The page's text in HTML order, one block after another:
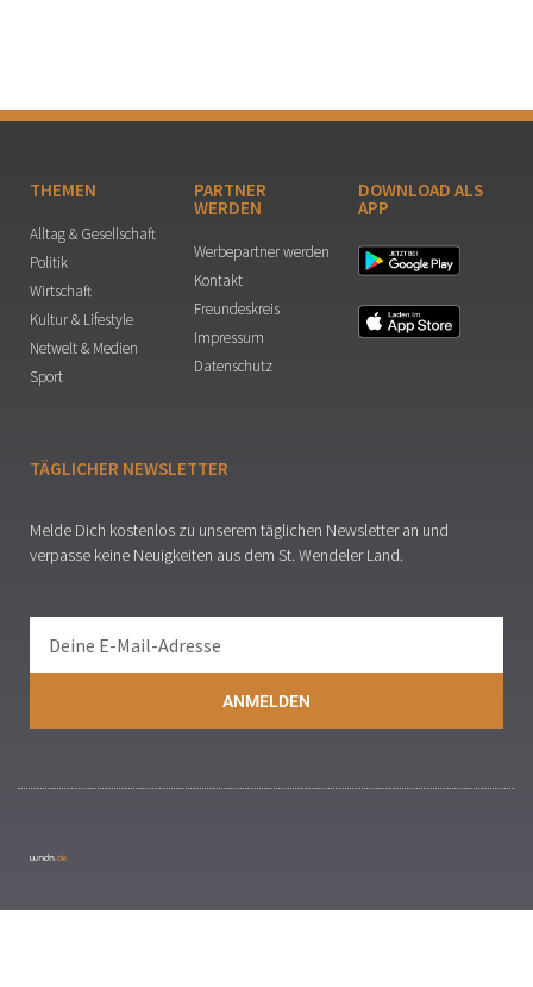
THEMEN
Alltag & Gesellschaft
Politik
Wirtschaft
Kultur & Lifestyle
Netwelt & Medien
Sport
PARTNER
WERDEN
Werbepartner werden
Kontakt
Freundeskreis
Impressum
Datenschutz
DOWNLOAD ALS
APP
TÄGLICHER NEWSLETTER
Melde Dich kostenlos zu unserem täglichen Newsletter an und
verpasse keine Neuigkeiten aus dem St. Wendeler Land.
ANMELDEN